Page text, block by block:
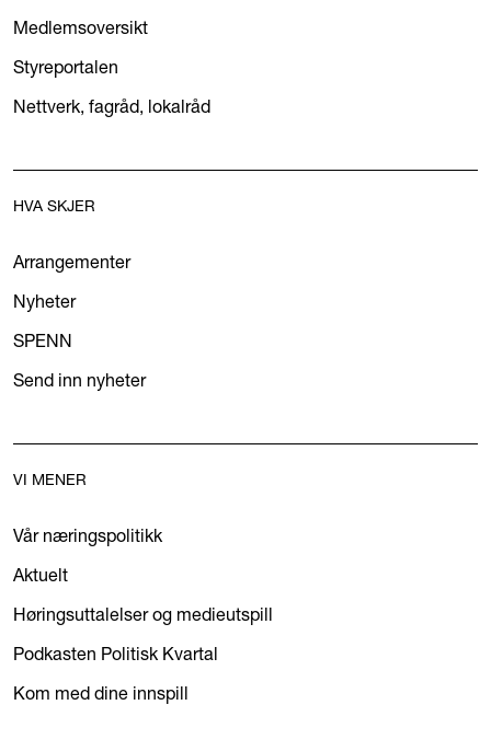
Medlemsoversikt
Styreportalen
Nettverk, fagråd, lokalråd
HVA SKJER
Arrangementer
Nyheter
SPENN
Send inn nyheter
VI MENER
Vår næringspolitikk
Aktuelt
Høringsuttalelser og medieutspill
Podkasten Politisk Kvartal
Kom med dine innspill